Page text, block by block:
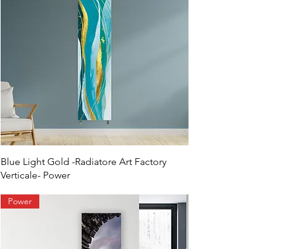
Blue Light Gold -Radiatore Art Factory
Verticale- Power
Power